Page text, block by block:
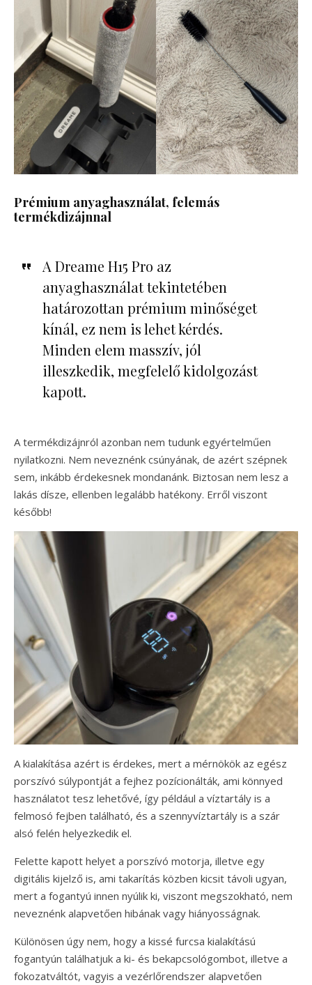
Prémium anyaghasználat, felemás
termékdizájnnal
A Dreame H15 Pro az
anyaghasználat tekintetében
határozottan prémium minőséget
kínál, ez nem is lehet kérdés.
Minden elem masszív, jól
illeszkedik, megfelelő kidolgozást
kapott.
A termékdizájnról azonban nem tudunk egyértelműen
nyilatkozni. Nem neveznénk csúnyának, de azért szépnek
sem, inkább érdekesnek mondanánk. Biztosan nem lesz a
lakás dísze, ellenben legalább hatékony. Erről viszont
később!
A kialakítása azért is érdekes, mert a mérnökök az egész
porszívó súlypontját a fejhez pozícionálták, ami könnyed
használatot tesz lehetővé, így például a víztartály is a
felmosó fejben található, és a szennyvíztartály is a szár
alsó felén helyezkedik el.
Felette kapott helyet a porszívó motorja, illetve egy
digitális kijelző is, ami takarítás közben kicsit távoli ugyan,
mert a fogantyú innen nyúlik ki, viszont megszokható, nem
neveznénk alapvetően hibának vagy hiányosságnak.
Különösen úgy nem, hogy a kissé furcsa kialakítású
fogantyún találhatjuk a ki- és bekapcsológombot, illetve a
fokozatváltót, vagyis a vezérlőrendszer alapvetően